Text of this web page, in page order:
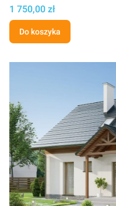
Cena projektu
1 750,00 zł
Do koszyka